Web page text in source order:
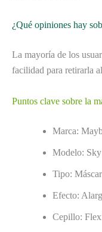
¿Qué opiniones hay
La mayoría de los
facilidad para retirarla
Puntos clave sobre la
Marca:
Modelo:
Tipo:
Efecto:
Cepillo: